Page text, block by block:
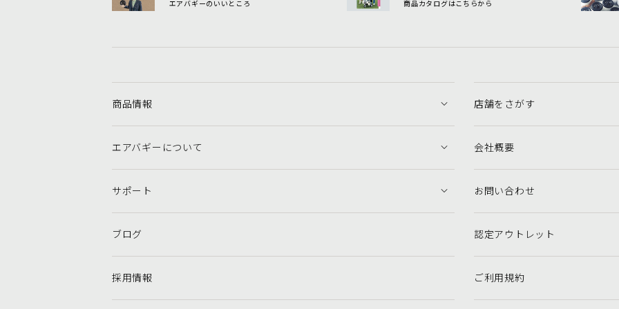
エアバギーのいいところ
商品カタログはこちらから
商品情報
エアバギーについて
サポート
ブログ
採用情報
店舗をさがす
会社概要
お問い合わせ
認定アウトレット
ご利用規約